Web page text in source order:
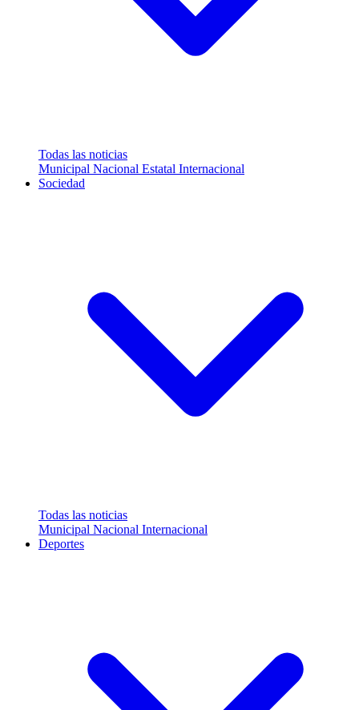
Todas las noticias
Municipal Nacional Estatal Internacional
Sociedad
Todas las noticias
Municipal Nacional Internacional
Deportes